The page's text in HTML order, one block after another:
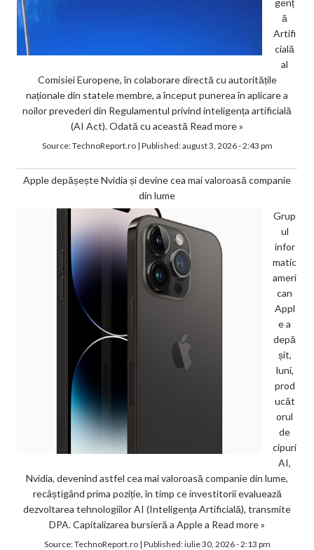
genț
ă
Artifi
cială
al
Comisiei Europene, în colaborare directă cu autoritățile
naționale din statele membre, a început punerea în aplicare a
noilor prevederi din Regulamentul privind inteligența artificială
(AI Act). Odată cu această Read more »
Source:TechnoReport.ro| Published:august 3, 2026 - 2:43 pm
Apple depășește Nvidia și devine cea mai valoroasă companie
din lume
Grup
ul
infor
matic
ameri
can
Appl
e a
depă
șit,
luni,
prod
ucăt
orul
de
cipuri
AI,
Nvidia, devenind astfel cea mai valoroasă companie din lume,
recâștigând prima poziție, în timp ce investitorii evaluează
dezvoltarea tehnologiilor AI (Inteligența Artificială), transmite
DPA. Capitalizarea bursieră a Apple a Read more »
Source:TechnoReport.ro| Published:iulie 30, 2026 - 2:13 pm